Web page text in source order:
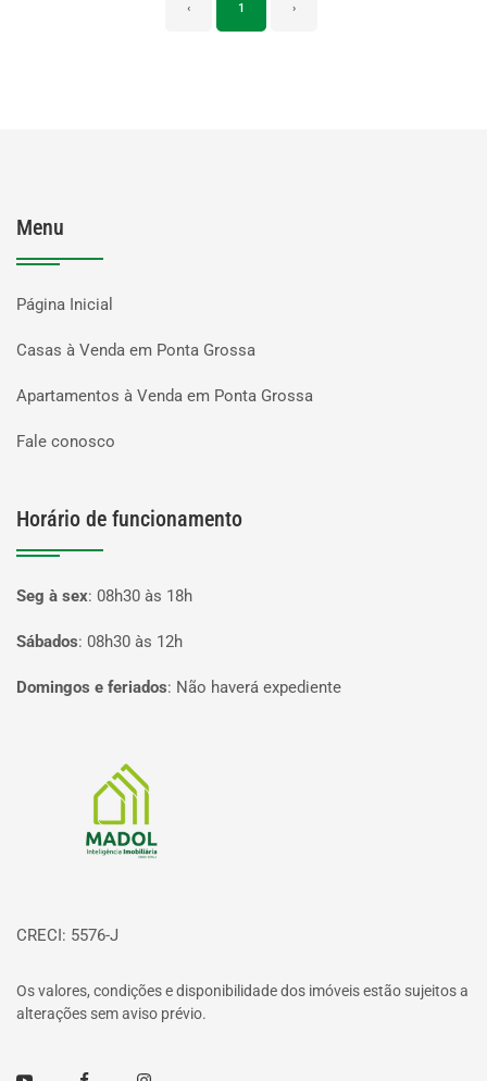
‹ 1 ›
Menu
Página Inicial
Casas à Venda em Ponta Grossa
Apartamentos à Venda em Ponta Grossa
Fale conosco
Horário de funcionamento
Seg à sex: 08h30 às 18h
Sábados: 08h30 às 12h
Domingos e feriados: Não haverá expediente
CRECI: 5576-J
Os valores, condições e disponibilidade dos imóveis estão sujeitos a
alterações sem aviso prévio.